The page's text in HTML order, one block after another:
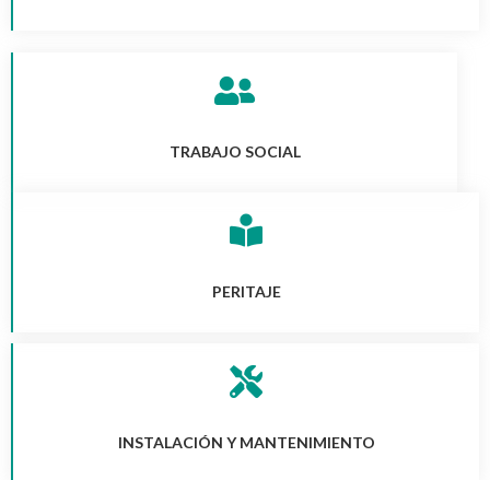
TRABAJO SOCIAL
PERITAJE
INSTALACIÓN Y MANTENIMIENTO